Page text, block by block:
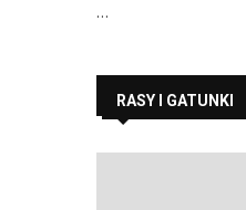
…
RASY I GATUNKI